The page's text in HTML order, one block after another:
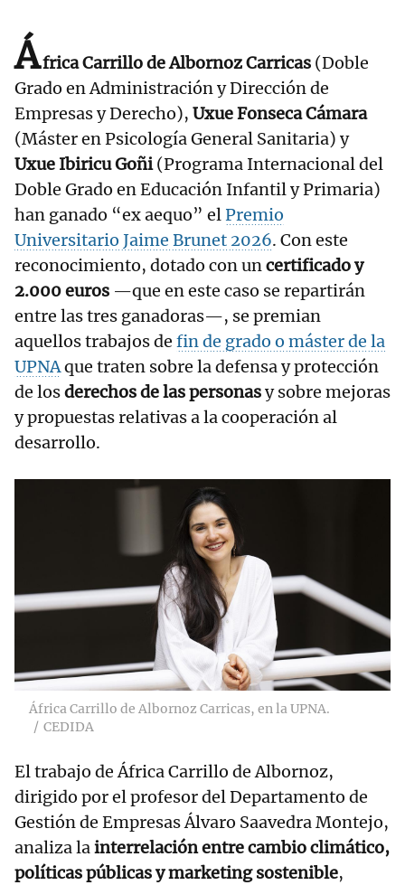
África Carrillo de Albornoz Carricas (Doble
Grado en Administración y Dirección de
Empresas y Derecho), Uxue Fonseca Cámara
(Máster en Psicología General Sanitaria) y
Uxue Ibiricu Goñi(Programa Internacional del
Doble Grado en Educación Infantil y Primaria)
han ganado “ex aequo” elPremio
Universitario Jaime Brunet 2026. Con este
reconocimiento, dotado con uncertificado y
2.000 euros —que en este caso se repartirán
entre las tres ganadoras—, se premian
aquellos trabajos de fin de grado o máster de la
UPNAque traten sobre la defensa y protección
de losderechos de las personasy sobre mejoras
y propuestas relativas a la cooperación al
desarrollo.
África Carrillo de Albornoz Carricas, en la UPNA.
CEDIDA
El trabajo de África Carrillo de Albornoz,
dirigido por el profesor del Departamento de
Gestión de Empresas Álvaro Saavedra Montejo,
analiza lainterrelación entre cambio climático,
políticas públicas y marketing sostenible,